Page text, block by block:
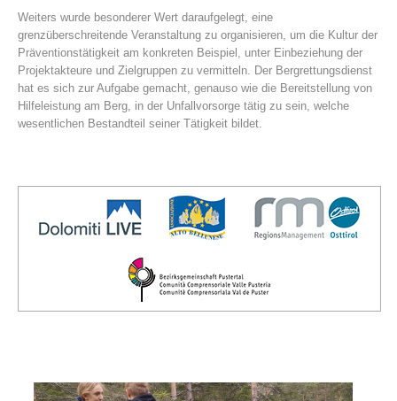
Centres de secours
Weiters wurde besonderer Wert daraufgelegt, eine
grenzüberschreitende Veranstaltung zu organisieren, um die Kultur der
Präventionstätigkeit am konkreten Beispiel, unter Einbeziehung der
Projektakteure und Zielgruppen zu vermitteln. Der Bergrettungsdienst
hat es sich zur Aufgabe gemacht, genauso wie die Bereitstellung von
Hilfeleistung am Berg, in der Unfallvorsorge tätig zu sein, welche
wesentlichen Bestandteil seiner Tätigkeit bildet.